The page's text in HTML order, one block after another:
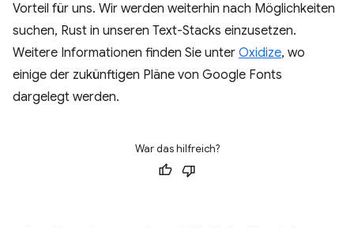
Vorteil für uns. Wir werden weiterhin nach Möglichkeiten
suchen, Rust in unseren Text-Stacks einzusetzen.
Weitere Informationen finden Sie unter Oxidize, wo
einige der zukünftigen Pläne von Google Fonts
dargelegt werden.
War das hilfreich?